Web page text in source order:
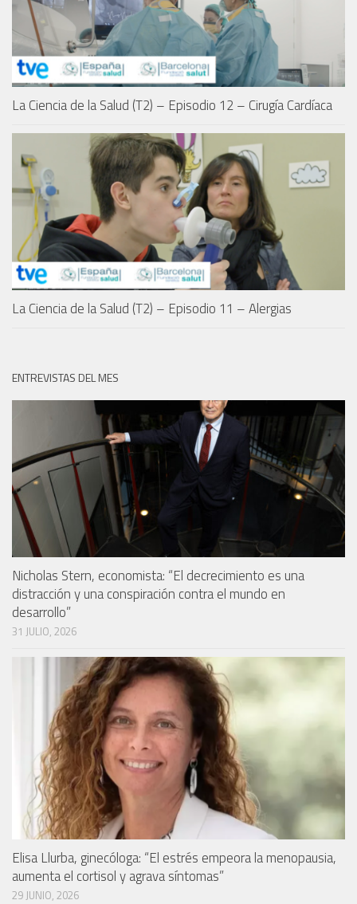
La Ciencia de la Salud (T2) – Episodio 12 – Cirugía Cardíaca
La Ciencia de la Salud (T2) – Episodio 11 – Alergias
ENTREVISTAS DEL MES
Nicholas Stern, economista: “El decrecimiento es una
distracción y una conspiración contra el mundo en
desarrollo”
31 JULIO, 2026
Elisa Llurba, ginecóloga: “El estrés empeora la menopausia,
aumenta el cortisol y agrava síntomas”
29 JUNIO, 2026